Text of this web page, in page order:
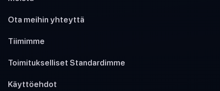
Ota meihin yhteyttä
Tiimimme
Toimitukselliset Standardimme
Käyttöehdot